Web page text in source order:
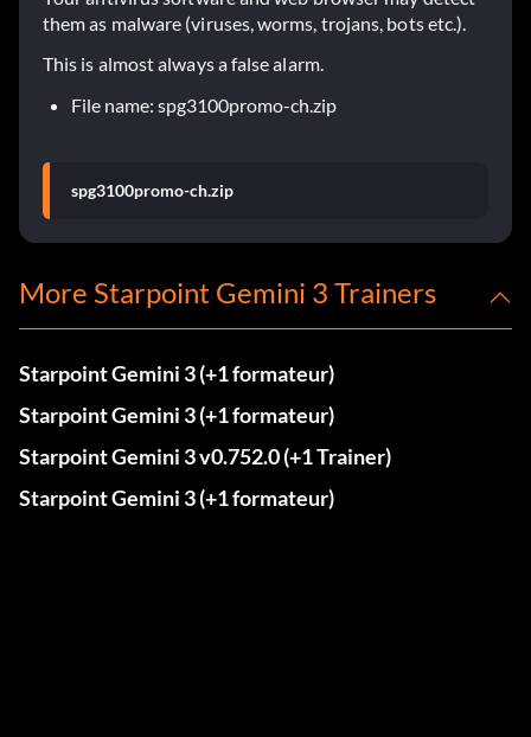
them as malware (viruses, worms, trojans, bots etc.).
This is almost always a false alarm.
File name: spg3100promo-ch.zip
spg3100promo-ch.zip
More Starpoint Gemini 3 Trainers
Starpoint Gemini 3 (+1 formateur)
Starpoint Gemini 3 (+1 formateur)
Starpoint Gemini 3 v0.752.0 (+1 Trainer)
Starpoint Gemini 3 (+1 formateur)